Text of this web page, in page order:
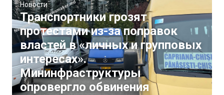
Новости
Транспортники грозят
протестами из-за поправок
властей в «личных и групповых
интересах».
Мининфраструктуры
опровергло обвинения